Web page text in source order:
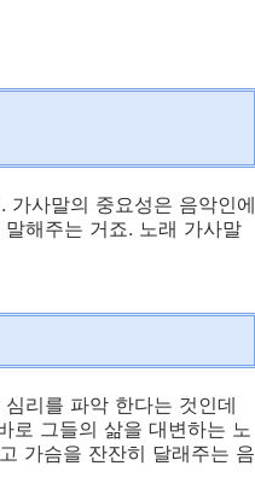
가사말의 중요성은 음악인에
해주는 거죠. 노래 가사말
리를 파악 한다는 것인데
로 그들의 삶을 대변하는 노
가슴을 잔잔히 달래주는 음